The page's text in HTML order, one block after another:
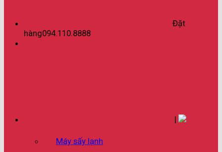
Đặt
hàng094.110.8888
|
Máy sấy lạnh